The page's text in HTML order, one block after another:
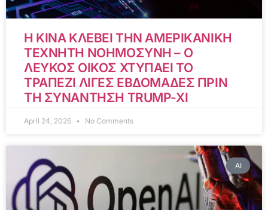
Η ΚΙΝΑ ΚΛΕΒΕΙ ΤΗΝ ΑΜΕΡΙΚΑΝΙΚΗ
ΤΕΧΝΗΤΗ ΝΟΗΜΟΣΥΝΗ – Ο
ΛΕΥΚΟΣ ΟΙΚΟΣ ΧΤΥΠΑΕΙ ΤΟ
ΤΡΑΠΕΖΙ ΛΙΓΕΣ ΕΒΔΟΜΑΔΕΣ ΠΡΙΝ
ΤΗ ΣΥΝΑΝΤΗΣΗ TRUMP-XI
April 24, 2026 No Comments
AI